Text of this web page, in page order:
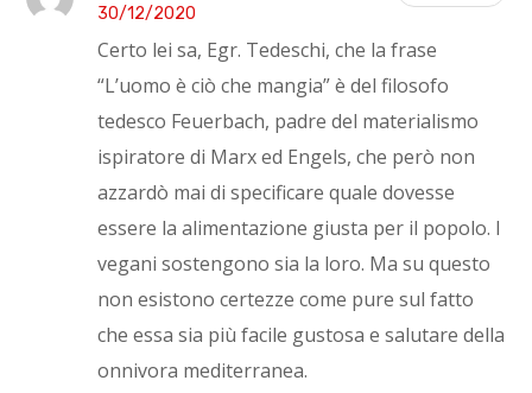
30/12/2020
Certo lei sa, Egr. Tedeschi, che la frase
“L’uomo è ciò che mangia” è del filosofo
tedesco Feuerbach, padre del materialismo
ispiratore di Marx ed Engels, che però non
azzardò mai di specificare quale dovesse
essere la alimentazione giusta per il popolo. I
vegani sostengono sia la loro. Ma su questo
non esistono certezze come pure sul fatto
che essa sia più facile gustosa e salutare della
onnivora mediterranea.